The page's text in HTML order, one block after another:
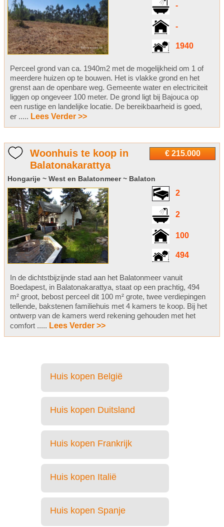
-
-
1940
Perceel grond van ca. 1940m2 met de mogelijkheid om 1 of
meerdere huizen op te bouwen. Het is vlakke grond en het
grenst aan de openbare weg. Gemeente water en electriciteit
liggen op ongeveer 100 meter. De grond ligt bij Bajouca op
een rustige en landelijke locatie. De bereikbaarheid is goed,
er ..... Lees Verder >>
€ 215.000
Woonhuis te koop in
Balatonakarattya
Hongarije ~ West en Balatonmeer ~ Balaton
2
2
100
494
In de dichtstbijzijnde stad aan het Balatonmeer vanuit
Boedapest, in Balatonakarattya, staat op een prachtig, 494
m² groot, bebost perceel dit 100 m² grote, twee verdiepingen
tellende, bakstenen familiehuis met 4 kamers te koop. Bij het
ontwerp van de kamers werd rekening gehouden met het
comfort ..... Lees Verder >>
Huis kopen België
Huis kopen Duitsland
Huis kopen Frankrijk
Huis kopen Italië
Huis kopen Spanje